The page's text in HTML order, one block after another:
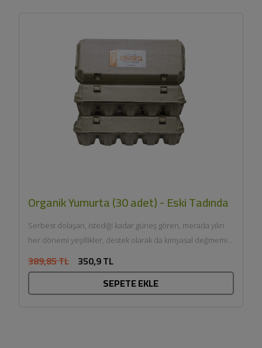
Organik Yumurta (30 adet) - Eski Tadında
Serbest dolaşan, istediği kadar güneş gören, merada yılın
her dönemi yeşillikler, destek olarak da kimyasal değmemiş
389,85 TL 350,9 TL
SEPETE EKLE